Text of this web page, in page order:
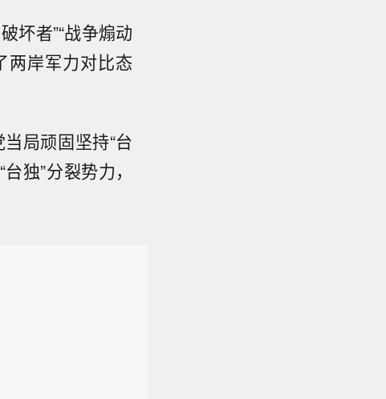
坏者”“战争煽动
两岸军力对比态
局顽固坚持“台
独”分裂势力，